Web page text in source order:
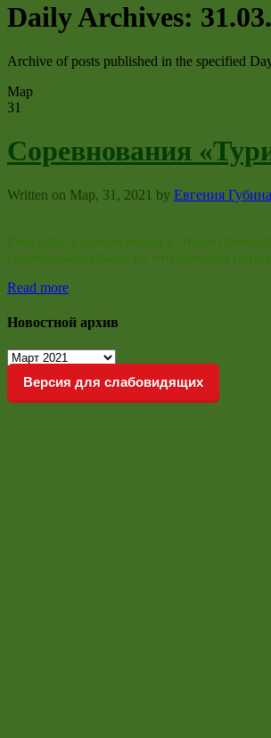
Daily Archives:
Archive of posts published in the specified
Мар
31
Соревнования
Written on Мар, 31, 2021 by Евгения Губина
Ежегодно в начале весны в Лицее
соревнований было то, что команды
Read more
Новостной архив
Новостной
архив
Версия для слабовидящих